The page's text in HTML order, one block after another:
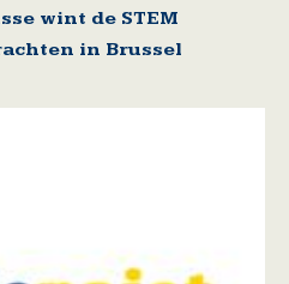
wint de STEM
in Brussel